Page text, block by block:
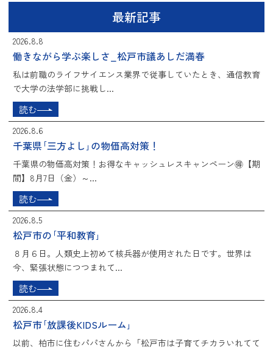
最新記事
2026.8.8
働きながら学ぶ楽しさ_松戸市議あしだ満春
私は前職のライフサイエンス業界で従事していたとき、通信教育
で大学の法学部に挑戦し...
読む
2026.8.6
千葉県｢三方よし｣の物価高対策！
千葉県の物価高対策！お得なキャッシュレスキャンペーン🉐【期
間】8月7日（金）～...
読む
2026.8.5
松戸市の｢平和教育｣
８月６日。人類史上初めて核兵器が使用された日です。世界は
今、緊張状態につつまれて...
読む
2026.8.4
松戸市｢放課後KIDSルーム｣
以前、柏市に住むパパさんから「松戸市は子育てチカラいれてて